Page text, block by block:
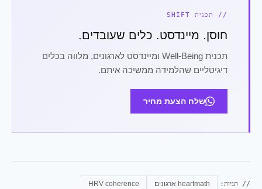
// תכנית SHIFT
חוסן. מיינדסט. כלים שעובדים.
תכנית Well-Being ומיינדסט לארגונים, מלווה בכלים
דיגיטליים שהלמידה ממשיכה איתם.
שלח הצעת מחיר
// תגיות: heartmath ארגונים HRV coherence